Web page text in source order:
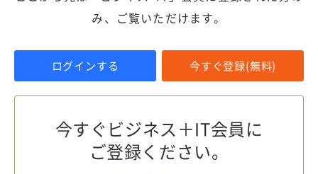
み、ご覧いただけます。
ログインする 今すぐ登録(無料)
今すぐビジネス＋IT会員に
ご登録ください。